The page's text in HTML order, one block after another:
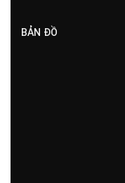
BẢN ĐỒ